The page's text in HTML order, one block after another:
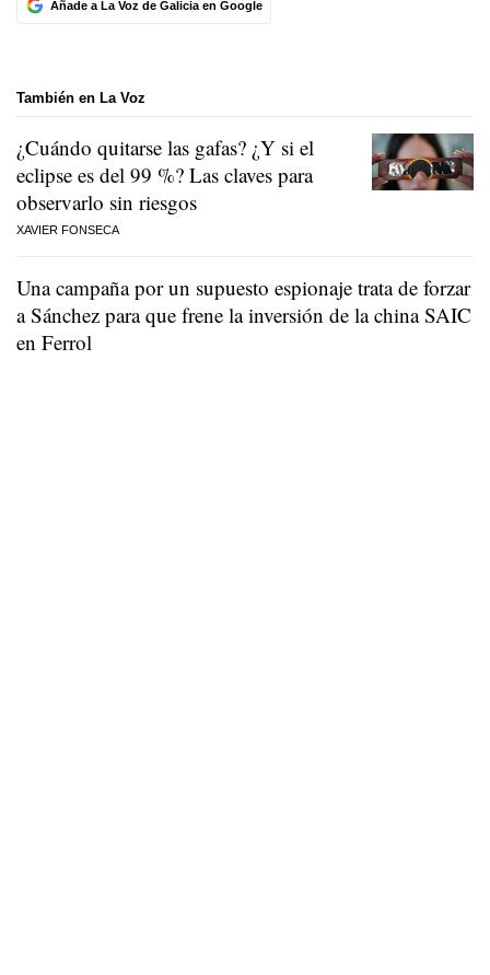
Añade a La Voz de Galicia en Google
También en La Voz
¿Cuándo quitarse las gafas? ¿Y si el
eclipse es del 99 %? Las claves para
observarlo sin riesgos
XAVIER FONSECA
Una campaña por un supuesto espionaje trata de forzar
a Sánchez para que frene la inversión de la china SAIC
en Ferrol